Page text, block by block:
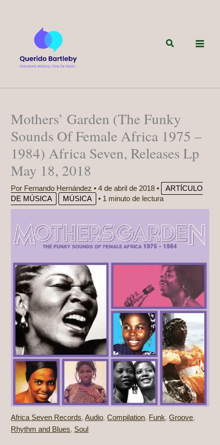
Buscar
Mothers’ Garden (The Funky
Sounds Of Female Africa 1975 –
1984) Africa Seven, Releases Lp
May 18, 2018
Por Fernando Hernández•4 de abril de 2018•
ARTÍCULO
DE MÚSICA
MÚSICA • 1 minuto de lectura
Africa Seven Records,Audio,Compilation, Funk,Groove,
Rhythm and Blues, Soul